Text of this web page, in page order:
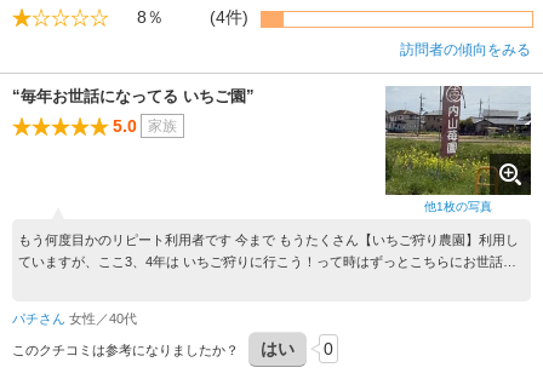
8％
(4件)
訪問者の傾向をみる
他1枚の写真
“毎年お世話になってる いちご園”
5.0 家族
もう何度目かのリピート利用者です 今まで もうたくさん【いちご狩り農園】利用し
ていますが、ここ3、4年は いちご狩りに行こう！って時はずっとこちらにお世話に
っくり食べることができますし、ハウスの出入り口目の前が道路ではないので、子供
が出入りし 走ったりしても事故の心配をせずに済むので安心です 今回はシーズン終
わりだったので 暑さで可哀想ないちごもありましたが、来シーズンは2、3月に行き
パチさん 女性／40代
このクチコミは参考になりましたか？ はい 0